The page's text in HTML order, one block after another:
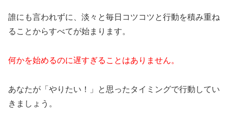
誰にも言われずに、淡々と毎日コツコツと行動を積み重ね
ることからすべてが始まります。
何かを始めるのに遅すぎることはありません。
あなたが「やりたい！」と思ったタイミングで行動してい
きましょう。